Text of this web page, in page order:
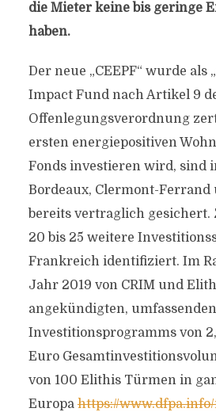
die Mieter keine bis geringe
haben.
Der neue „CEEPF“ wurde als
Impact Fund nach Artikel 9
Offenlegungsverordnung
ersten energiepositiven
Fonds investieren wird, sind
Bordeaux, Clermont-Ferrand
bereits vertraglich gesichert.
20 bis 25 weitere
Frankreich identifiziert. Im
Jahr 2019 von CRIM und
angekündigten,
Investitionsprogramms von
Euro
von 100 Elithis Türmen in
Europahttps://